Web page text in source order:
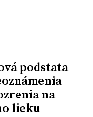
podstata
na
lieku